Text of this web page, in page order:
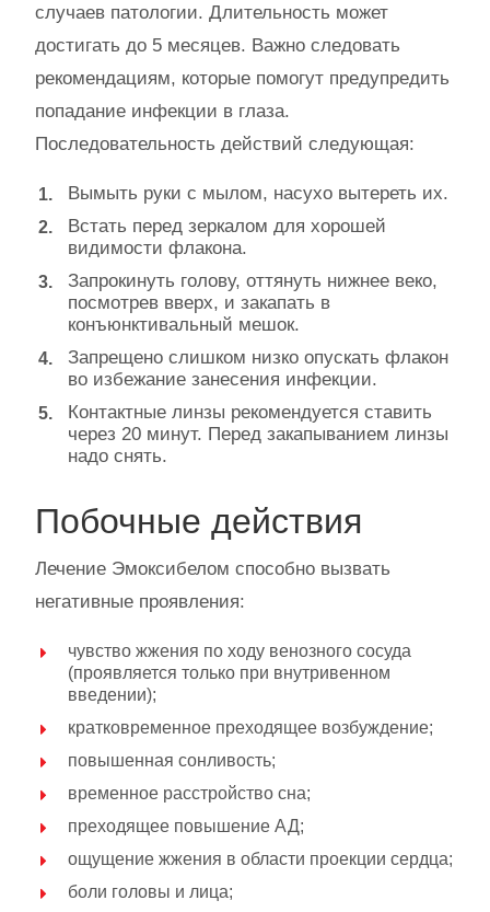
случаев патологии. Длительность может
достигать до 5 месяцев. Важно следовать
рекомендациям, которые помогут предупредить
попадание инфекции в глаза.
Последовательность действий следующая:
Вымыть руки с мылом, насухо вытереть их.
Встать перед зеркалом для хорошей
видимости флакона.
Запрокинуть голову, оттянуть нижнее веко,
посмотрев вверх, и закапать в
конъюнктивальный мешок.
Запрещено слишком низко опускать флакон
во избежание занесения инфекции.
Контактные линзы рекомендуется ставить
через 20 минут. Перед закапыванием линзы
надо снять.
Побочные действия
Лечение Эмоксибелом способно вызвать
негативные проявления:
чувство жжения по ходу венозного сосуда
(проявляется только при внутривенном
введении);
кратковременное преходящее возбуждение;
повышенная сонливость;
временное расстройство сна;
преходящее повышение АД;
ощущение жжения в области проекции сердца;
боли головы и лица;